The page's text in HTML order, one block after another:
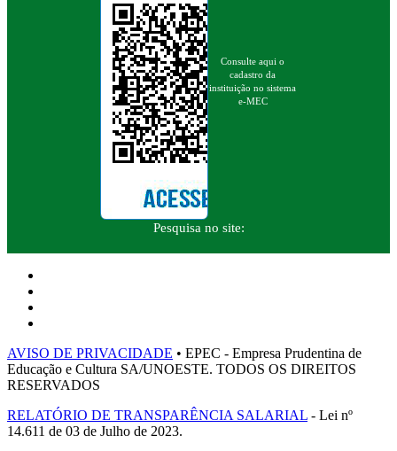
Consulte aqui o
cadastro da
instituição no sistema
e-MEC
Pesquisa no site:
AVISO DE PRIVACIDADE • EPEC - Empresa Prudentina de
Educação e Cultura SA/UNOESTE. TODOS OS DIREITOS
RESERVADOS
RELATÓRIO DE TRANSPARÊNCIA SALARIAL - Lei nº
14.611 de 03 de Julho de 2023.